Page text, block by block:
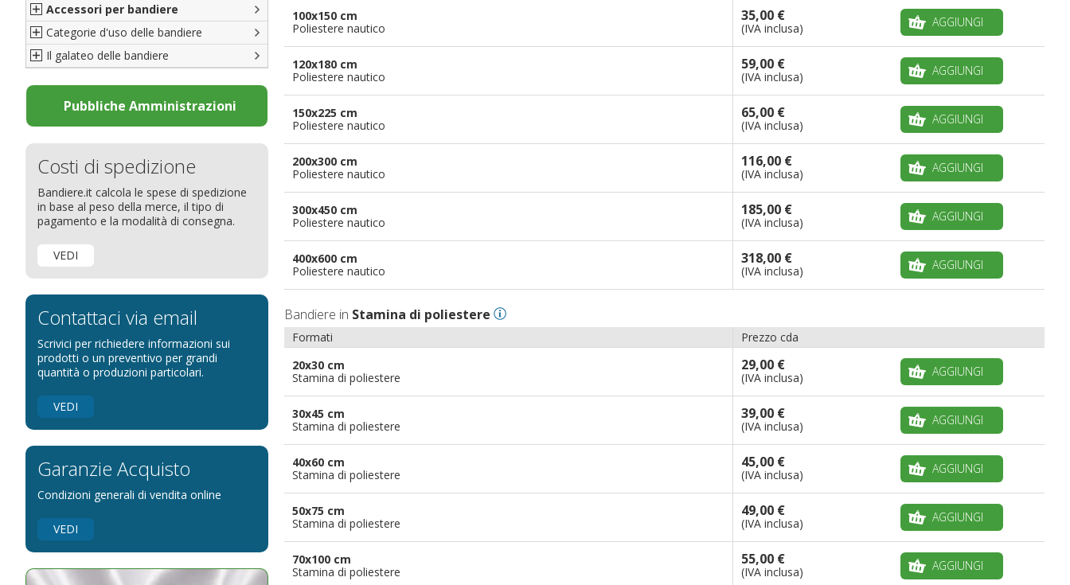
Britanniche
Resto del Mondo
Bandiere di Orgoglio Bresciano
Organizzazioni internazionali
Diplomatiche
Bandiere Pubblicitarie
Natale e altre festività
Bandiere etniche e religiose
Accessori per bandiere
Accessori per bandiere
Accessori per bandiere da tavolo
Categorie d'uso delle bandiere
Bandiere segnavento
Bandiere per sbandieratori
Bandiere per barche
Bandiere per hotel
Bandiere per eventi
Bandiere per biciclette
Bandiere per autosaloni
Bandiere Palio
Bandiere per enti pubblici
Bandiere per riserve naturali e parchi
Bandiere per musicisti
Bandiere per feste
pennoni per bandiere
Il galateo delle bandiere
La bandiera
Come disporre le bandiere
Dimensioni delle bandiere
Come piegare il tricolore
Pubbliche Amministrazioni
Costi di spedizione
Bandiere.it calcola le spese di spedizione
in base al peso della merce, il tipo di
pagamento e la modalità di consegna.
VEDI
Contattaci via email
Scrivici per richiedere informazioni sui
prodotti o un preventivo per grandi
quantità o produzioni particolari.
VEDI
Garanzie Acquisto
Condizioni generali di vendita online
VEDI
100x150 cm
Poliestere nautico
35,00 €
(IVA inclusa) AGGIUNGI
120x180 cm
Poliestere nautico
59,00 €
(IVA inclusa) AGGIUNGI
150x225 cm
Poliestere nautico
65,00 €
(IVA inclusa) AGGIUNGI
200x300 cm
Poliestere nautico
116,00 €
(IVA inclusa) AGGIUNGI
300x450 cm
Poliestere nautico
185,00 €
(IVA inclusa) AGGIUNGI
400x600 cm
Poliestere nautico
318,00 €
(IVA inclusa) AGGIUNGI
Bandiere in Stamina di poliestere
Formati
Prezzo cda
20x30 cm
Stamina di poliestere
29,00 €
(IVA inclusa) AGGIUNGI
30x45 cm
Stamina di poliestere
39,00 €
(IVA inclusa) AGGIUNGI
40x60 cm
Stamina di poliestere
45,00 €
(IVA inclusa) AGGIUNGI
50x75 cm
Stamina di poliestere
49,00 €
(IVA inclusa) AGGIUNGI
70x100 cm
Stamina di poliestere
55,00 €
(IVA inclusa) AGGIUNGI